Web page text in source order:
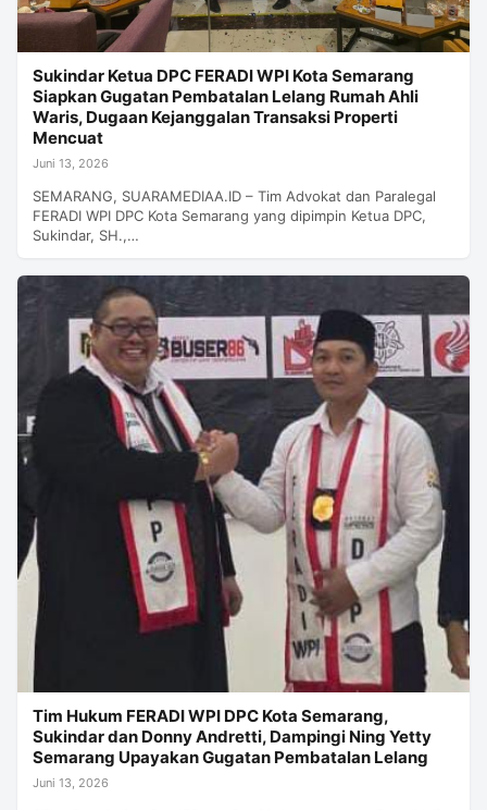
Sukindar Ketua DPC FERADI WPI Kota Semarang
Siapkan Gugatan Pembatalan Lelang Rumah Ahli
Waris, Dugaan Kejanggalan Transaksi Properti
Mencuat
Juni 13, 2026
SEMARANG, SUARAMEDIAA.ID – Tim Advokat dan Paralegal
FERADI WPI DPC Kota Semarang yang dipimpin Ketua DPC,
Sukindar, SH.,…
Tim Hukum FERADI WPI DPC Kota Semarang,
Sukindar dan Donny Andretti, Dampingi Ning Yetty
Semarang Upayakan Gugatan Pembatalan Lelang
Juni 13, 2026